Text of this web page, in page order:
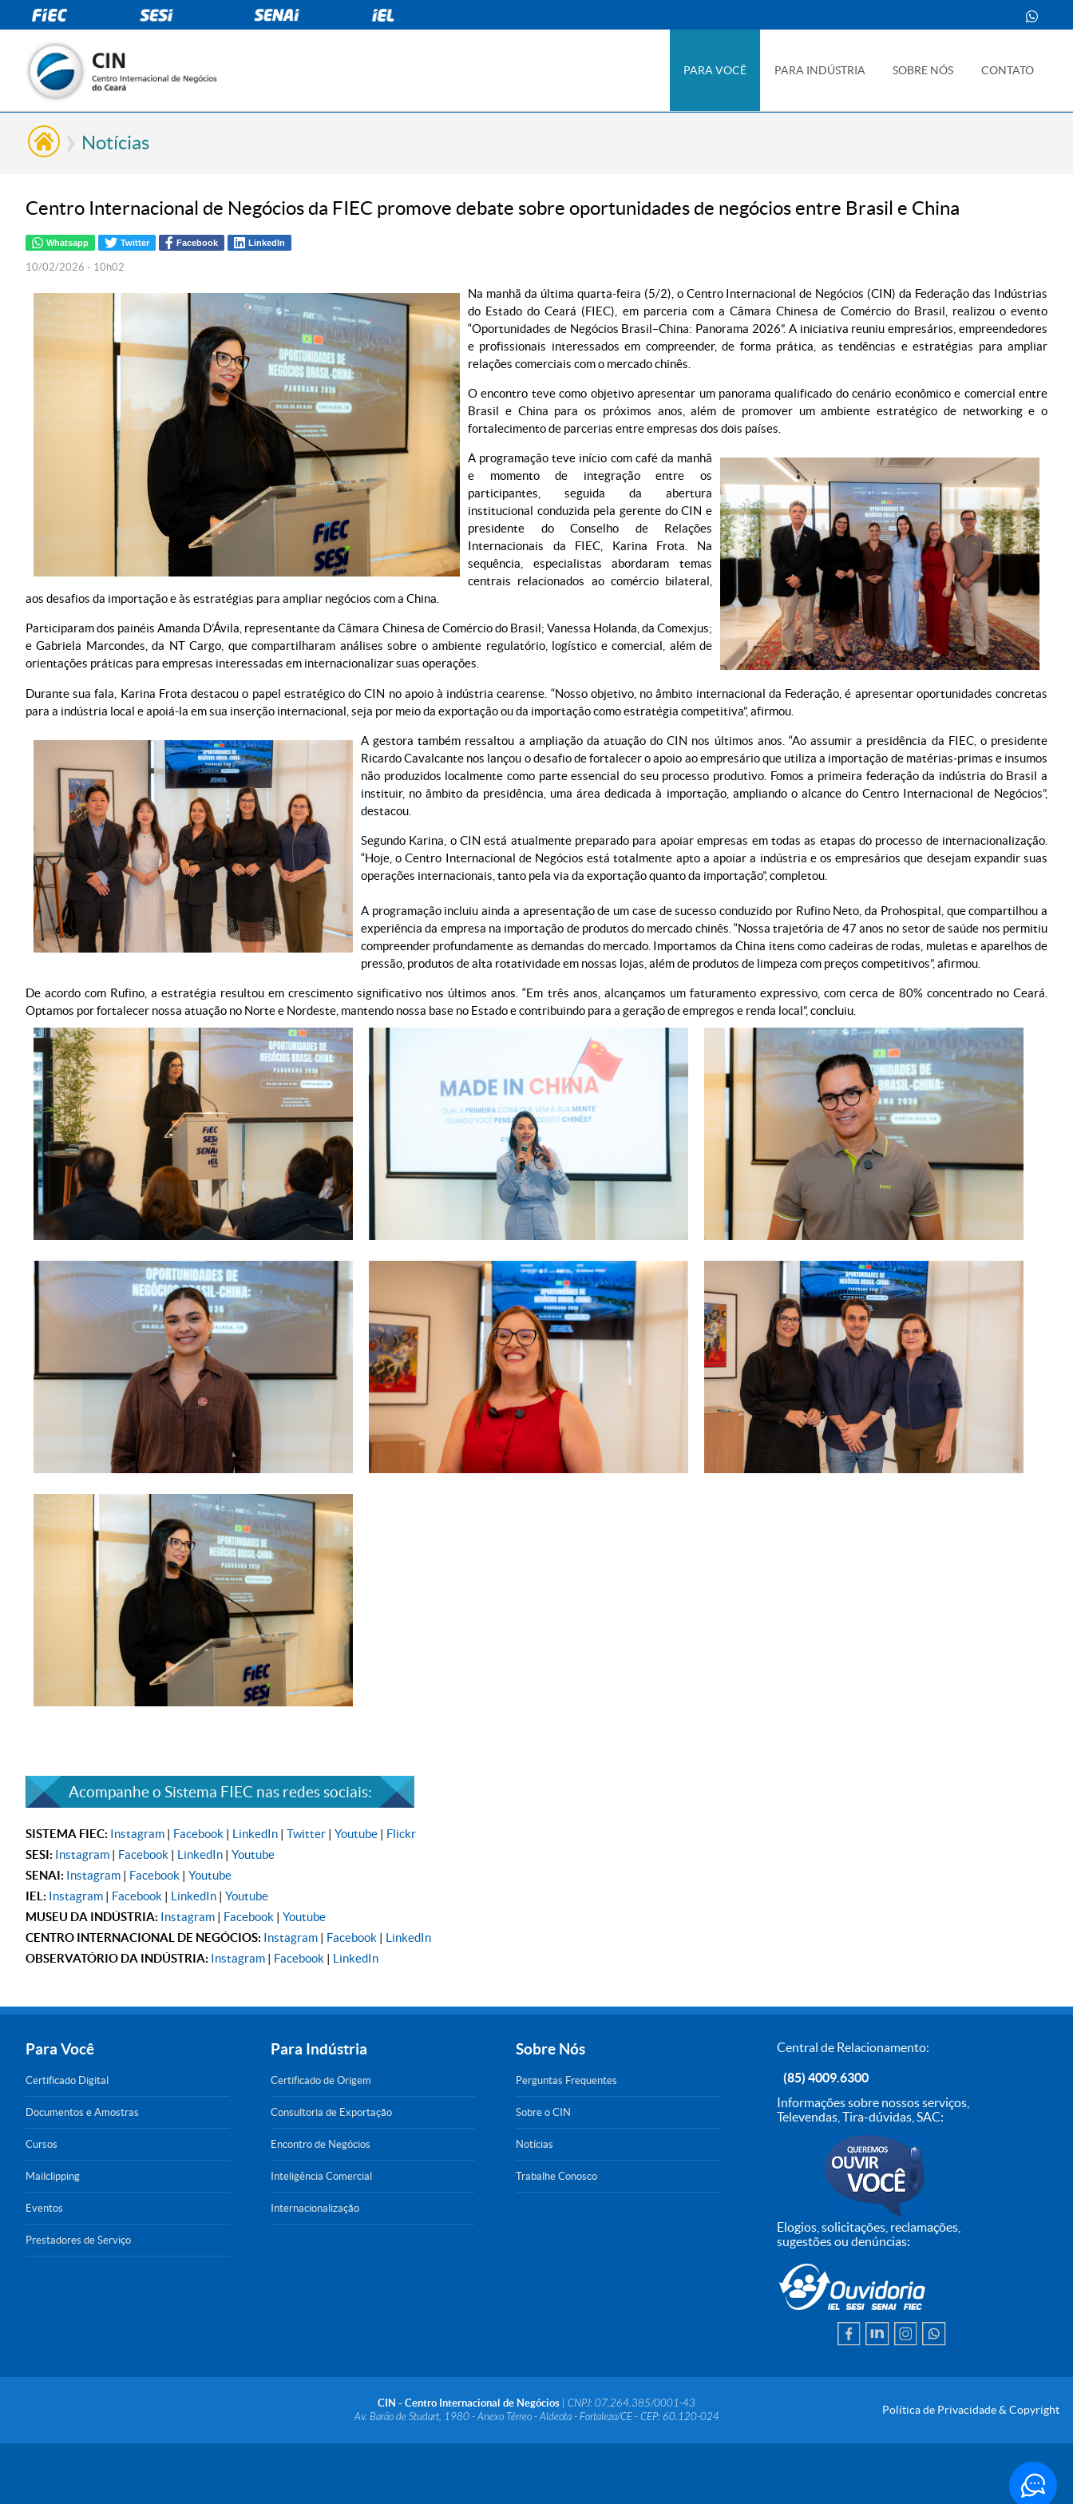
PARA VOCÊ PARA INDÚSTRIA SOBRE NÓS CONTATO
Notícias
Centro Internacional de Negócios da FIEC promove debate sobre oportunidades de negócios entre Brasil e China
Whatsapp Twitter Facebook LinkedIn
10/02/2026 - 10h02
Na manhã da última quarta-feira (5/2), o Centro Internacional de Negócios (CIN) da Federação das Indústrias
do Estado do Ceará (FIEC), em parceria com a Câmara Chinesa de Comércio do Brasil, realizou o evento
“Oportunidades de Negócios Brasil–China: Panorama 2026”. A iniciativa reuniu empresários, empreendedores
e profissionais interessados em compreender, de forma prática, as tendências e estratégias para ampliar
relações comerciais com o mercado chinês.
O encontro teve como objetivo apresentar um panorama qualificado do cenário econômico e comercial entre
Brasil e China para os próximos anos, além de promover um ambiente estratégico de networking e o
fortalecimento de parcerias entre empresas dos dois países.
A programação teve início com café da manhã
e momento de integração entre os
participantes, seguida da abertura
institucional conduzida pela gerente do CIN e
presidente do Conselho de Relações
Internacionais da FIEC, Karina Frota. Na
sequência, especialistas abordaram temas
centrais relacionados ao comércio bilateral,
aos desafios da importação e às estratégias para ampliar negócios com a China.
Participaram dos painéis Amanda D’Ávila, representante da Câmara Chinesa de Comércio do Brasil; Vanessa Holanda, da Comexjus;
e Gabriela Marcondes, da NT Cargo, que compartilharam análises sobre o ambiente regulatório, logístico e comercial, além de
orientações práticas para empresas interessadas em internacionalizar suas operações.
Durante sua fala, Karina Frota destacou o papel estratégico do CIN no apoio à indústria cearense. “Nosso objetivo, no âmbito internacional da Federação, é apresentar oportunidades concretas
para a indústria local e apoiá-la em sua inserção internacional, seja por meio da exportação ou da importação como estratégia competitiva”, afirmou.
A gestora também ressaltou a ampliação da atuação do CIN nos últimos anos. “Ao assumir a presidência da FIEC, o presidente
Ricardo Cavalcante nos lançou o desafio de fortalecer o apoio ao empresário que utiliza a importação de matérias-primas e insumos
não produzidos localmente como parte essencial do seu processo produtivo. Fomos a primeira federação da indústria do Brasil a
instituir, no âmbito da presidência, uma área dedicada à importação, ampliando o alcance do Centro Internacional de Negócios”,
destacou.
Segundo Karina, o CIN está atualmente preparado para apoiar empresas em todas as etapas do processo de internacionalização.
“Hoje, o Centro Internacional de Negócios está totalmente apto a apoiar a indústria e os empresários que desejam expandir suas
operações internacionais, tanto pela via da exportação quanto da importação”, completou.
A programação incluiu ainda a apresentação de um case de sucesso conduzido por Rufino Neto, da Prohospital, que compartilhou a
experiência da empresa na importação de produtos do mercado chinês. “Nossa trajetória de 47 anos no setor de saúde nos permitiu
compreender profundamente as demandas do mercado. Importamos da China itens como cadeiras de rodas, muletas e aparelhos de
pressão, produtos de alta rotatividade em nossas lojas, além de produtos de limpeza com preços competitivos”, afirmou.
De acordo com Rufino, a estratégia resultou em crescimento significativo nos últimos anos. “Em três anos, alcançamos um faturamento expressivo, com cerca de 80% concentrado no Ceará.
Optamos por fortalecer nossa atuação no Norte e Nordeste, mantendo nossa base no Estado e contribuindo para a geração de empregos e renda local”, concluiu.
Acompanhe o Sistema FIEC nas redes sociais:
SISTEMA FIEC: Instagram | Facebook | LinkedIn | Twitter | Youtube | Flickr
SESI: Instagram | Facebook | LinkedIn | Youtube
SENAI: Instagram | Facebook | Youtube
IEL: Instagram | Facebook | LinkedIn | Youtube
MUSEU DA INDÚSTRIA: Instagram | Facebook | Youtube
CENTRO INTERNACIONAL DE NEGÓCIOS: Instagram | Facebook | LinkedIn
OBSERVATÓRIO DA INDÚSTRIA: Instagram | Facebook | LinkedIn
Para Você
Certificado Digital
Documentos e Amostras
Cursos
Mailclipping
Eventos
Prestadores de Serviço
Para Indústria
Certificado de Origem
Consultoria de Exportação
Encontro de Negócios
Inteligência Comercial
Internacionalização
Sobre Nós
Perguntas Frequentes
Sobre o CIN
Notícias
Trabalhe Conosco
Central de Relacionamento:
(85) 4009.6300
Informações sobre nossos serviços,
Televendas, Tira-dúvidas, SAC:
Elogios, solicitações, reclamações,
sugestões ou denúncias:
CIN - Centro Internacional de Negócios
| CNPJ: 07.264.385/0001-43
Av. Barão de Studart, 1980 - Anexo Térreo - Aldeota - Fortaleza/CE - CEP: 60.120-024
Política de Privacidade & Copyright